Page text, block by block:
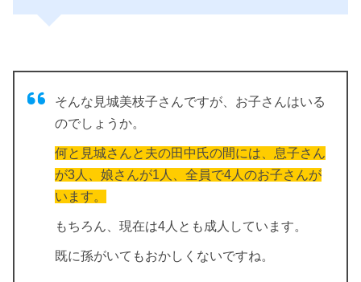
そんな見城美枝子さんですが、お子さんはいる
のでしょうか。
何と見城さんと夫の田中氏の間には、息子さん
が3人、娘さんが1人、全員で4人のお子さんが
います。
もちろん、現在は4人とも成人しています。
既に孫がいてもおかしくないですね。